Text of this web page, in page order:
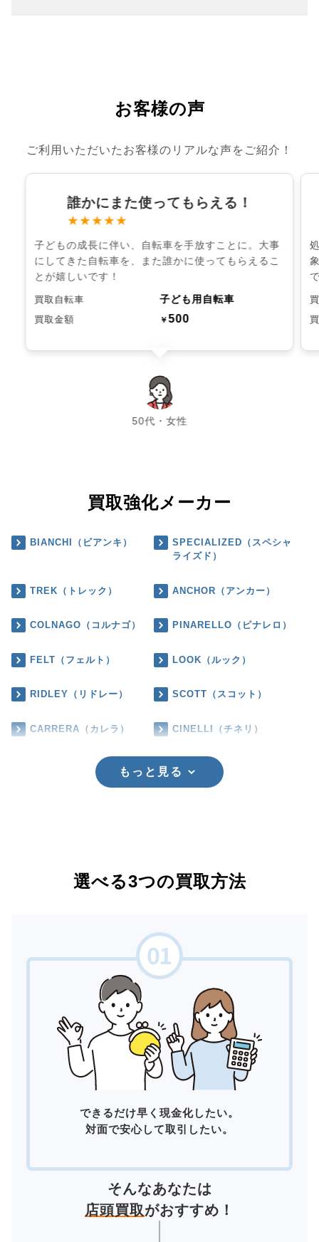
お客様の声
ご利用いただいたお客様のリアルな声をご紹介！
誰かにまた使ってもらえる！
★★★★★
子どもの成長に伴い、自転車を手放すことに。大事
にしてきた自転車を、また誰かに使ってもらえるこ
とが嬉しいです！
買取自転車 子ども用自転車
買取金額 ￥500
50代・女性
chevron_left chevron_right
買取強化メーカー
BIANCHI（ビアンキ）
SPECIALIZED（スペシャ
ライズド）
TREK（トレック） ANCHOR（アンカー）
COLNAGO（コルナゴ） PINARELLO（ピナレロ）
FELT（フェルト） LOOK（ルック）
RIDLEY（リドレー） SCOTT（スコット）
CARRERA（カレラ） CINELLI（チネリ）
もっと見る
選べる3つの買取方法
できるだけ早く現金化したい。
対面で安心して取引したい。
そんなあなたは
店頭買取がおすすめ！